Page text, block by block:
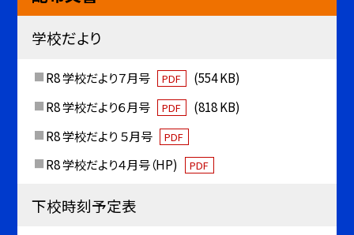
学校だより
R8 学校だより７月号 PDF
(554 KB)
R8 学校だより６月号
PDF
(818 KB)
R8 学校だより ５月号
PDF
R8 学校だより４月号（HP) PDF
下校時刻予定表